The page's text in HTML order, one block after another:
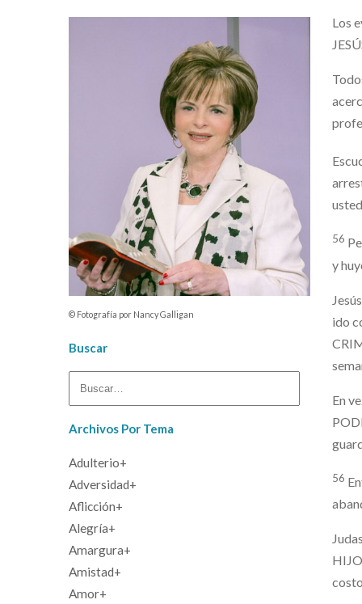
© Fotografía por Nancy Galligan
Buscar
Archivos Por Tema
Adulterio+
En Busca de lo que Más Vale
Deseo Viene de Adentro – Esposa de Potifar
Adversidad+
El Gran Escape
Fe en Acción
Aflicción+
El Gran Escape
Fe en Acción
Alegría+
El Amor lo Cambia Todo
Amargura+
El Gran Escape
Fe en Acción
Amistad+
El Gran Escape
Amor+
Los
56
y
ido
En
56